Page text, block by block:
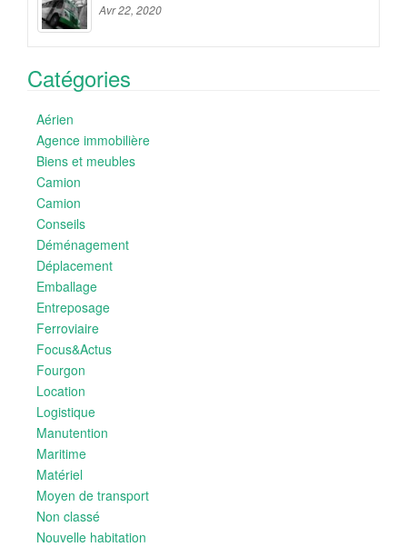
Avr 22, 2020
Catégories
Aérien
Agence immobilière
Biens et meubles
Camion
Camion
Conseils
Déménagement
Déplacement
Emballage
Entreposage
Ferroviaire
Focus&Actus
Fourgon
Location
Logistique
Manutention
Maritime
Matériel
Moyen de transport
Non classé
Nouvelle habitation